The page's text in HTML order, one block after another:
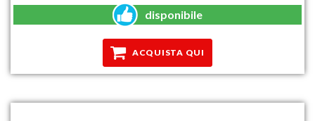
disponibile
ACQUISTA QUI